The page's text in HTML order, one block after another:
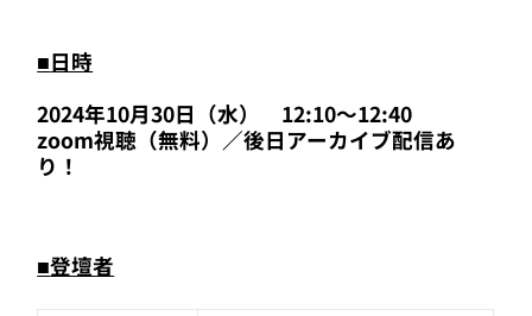
■日時
2024年10月30日（水） 12:10～12:40
zoom視聴（無料）／後日アーカイブ配信あ
り！
■登壇者